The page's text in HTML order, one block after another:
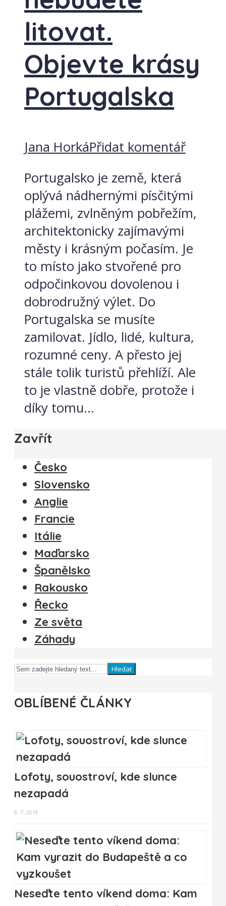
litovat.
Objevte krásy
Portugalska
Jana HorkáPřidat komentář
Portugalsko je země, která
oplývá nádhernými písčitými
plážemi, zvlněným pobřežím,
architektonicky zajímavými
městy i krásným počasím. Je
to místo jako stvořené pro
odpočinkovou dovolenou i
dobrodružný výlet. Do
Portugalska se musíte
zamilovat. Jídlo, lidé, kultura,
rozumné ceny. A přesto jej
stále tolik turistů přehlíží. Ale
to je vlastně dobře, protože i
díky tomu...
Zavřít
Česko
Slovensko
Anglie
Francie
Itálie
Maďarsko
Španělsko
Rakousko
Řecko
Ze světa
Záhady
Hledat
OBLÍBENÉ ČLÁNKY
Lofoty, souostroví, kde slunce
nezapadá
8. 7. 2018
Neseďte tento víkend doma: Kam